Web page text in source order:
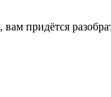
придётся